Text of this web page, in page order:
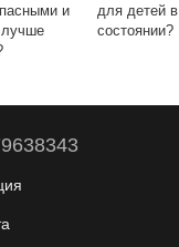
и
лучше
для детей
состоянии?